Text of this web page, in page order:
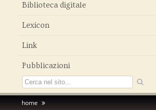
Biblioteca digitale
Lexicon
Link
Pubblicazioni
home